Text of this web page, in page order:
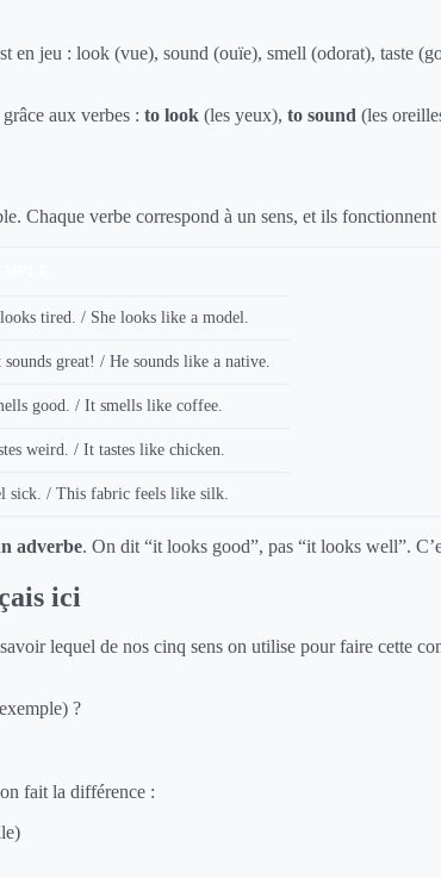
en jeu : look (vue), sound (ouïe), smell (odorat), taste
aux verbes : to look (les yeux), to sound (les
Chaque verbe correspond à un sens, et ils fonctionnent
tired. / She looks like a model.
sounds great! / He sounds like a native.
good. / It smells like coffee.
weird. / It tastes like chicken.
sick. / This fabric feels like silk.
adverbe. On dit “it looks good”, pas “it looks well”.
ici
lequel de nos cinq sens on utilise pour faire cette
?
fait la différence :